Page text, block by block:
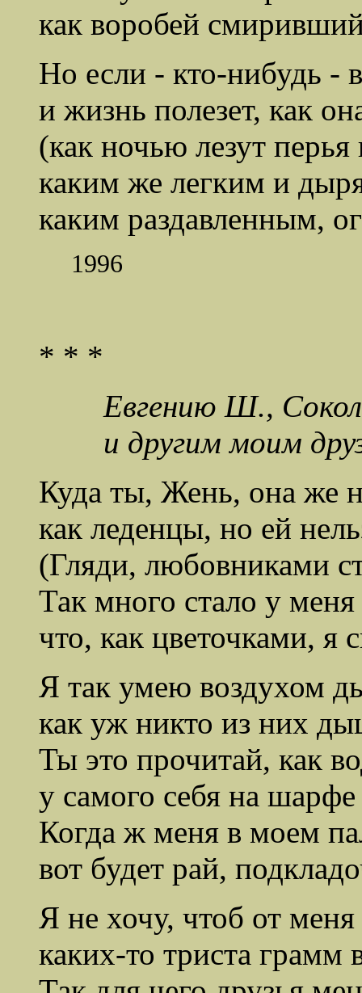
как воробей
Но если - кто-нибудь -
и жизнь полезет, как
(как ночью лезут
каким же легким и
каким раздавленным,
1996
* * *
Евгению Ш.,
и другим моим
Куда ты, Жень, она же
как леденцы, но ей
(Гляди, любовниками
Так много стало у
что, как цветочками, я
Я так умею воздухом
как уж никто из них
Ты это прочитай, как
у самого себя на
Когда ж меня в моем
вот будет рай,
Я не хочу, чтоб от меня
каких-то триста грамм